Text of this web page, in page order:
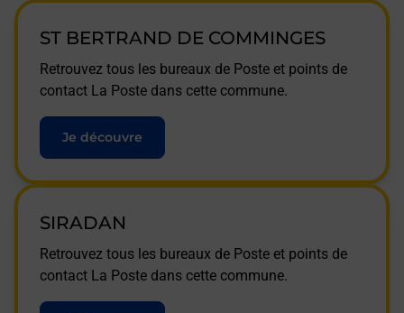
ST BERTRAND DE COMMINGES
Retrouvez tous les bureaux de Poste et points de
contact La Poste dans cette commune.
Je découvre
SIRADAN
Retrouvez tous les bureaux de Poste et points de
contact La Poste dans cette commune.